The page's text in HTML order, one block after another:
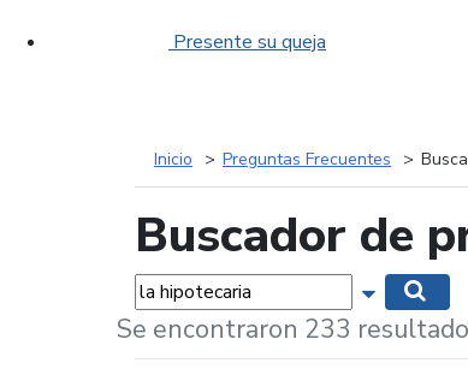
Presente su queja
Inicio Preguntas Frecuentes
Buscador de
Palabras... Mostrar
Se encontraron 233